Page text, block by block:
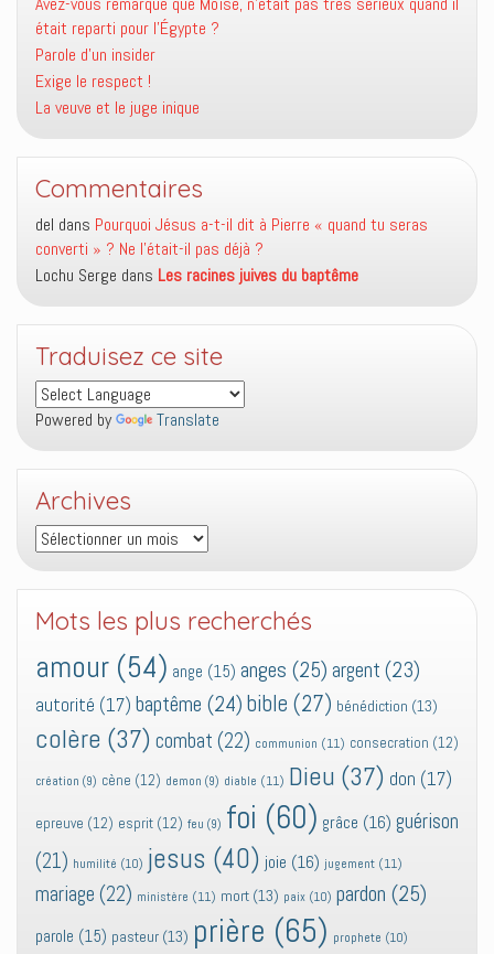
était reparti pour l’Égypte ?
Parole d’un insider
Exige le respect !
La veuve et le juge inique
Commentaires
del dans Pourquoi Jésus a-t-il dit à Pierre « quand tu seras
converti » ? Ne l’était-il pas déjà ?
Lochu Serge dans Les racines juives du baptême
Traduisez ce site
Powered by Translate
Archives
Archives
Mots les plus recherchés
amour (54) ange (15) anges (25) argent (23)
autorité (17) baptême (24) bible (27) bénédiction (13)
colère (37) combat (22) communion (11) consecration (12)
création (9) cène (12) demon (9) diable (11) Dieu (37) don (17)
epreuve (12) esprit (12) feu (9) foi (60) grâce (16) guérison
(21) humilité (10) jesus (40) joie (16) jugement (11)
mariage (22) ministère (11) mort (13) paix (10) pardon (25)
parole (15) pasteur (13) prière (65) prophete (10)